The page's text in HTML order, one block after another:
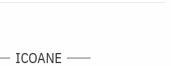
ICOANE